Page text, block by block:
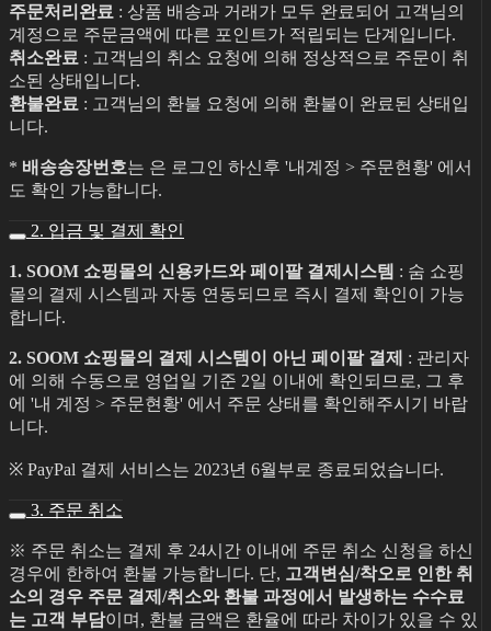
주문처리완료 : 상품 배송과 거래가 모두 완료되어 고객님의
계정으로 주문금액에 따른 포인트가 적립되는 단계입니다.
취소완료 : 고객님의 취소 요청에 의해 정상적으로 주문이 취
소된 상태입니다.
환불완료 : 고객님의 환불 요청에 의해 환불이 완료된 상태입
니다.
* 배송송장번호는 은 로그인 하신후 '내계정 > 주문현황' 에서
도 확인 가능합니다.
2. 입금 및 결제 확인
1. SOOM 쇼핑몰의 신용카드와 페이팔 결제시스템 : 숨 쇼핑
몰의 결제 시스템과 자동 연동되므로 즉시 결제 확인이 가능
합니다.
2. SOOM 쇼핑몰의 결제 시스템이 아닌 페이팔 결제 : 관리자
에 의해 수동으로 영업일 기준 2일 이내에 확인되므로, 그 후
에 '내 계정 > 주문현황' 에서 주문 상태를 확인해주시기 바랍
니다.
※ PayPal 결제 서비스는 2023년 6월부로 종료되었습니다.
3. 주문 취소
※ 주문 취소는 결제 후 24시간 이내에 주문 취소 신청을 하신
경우에 한하여 환불 가능합니다. 단, 고객변심/착오로 인한 취
소의 경우 주문 결제/취소와 환불 과정에서 발생하는 수수료
는 고객 부담이며, 환불 금액은 환율에 따라 차이가 있을 수 있